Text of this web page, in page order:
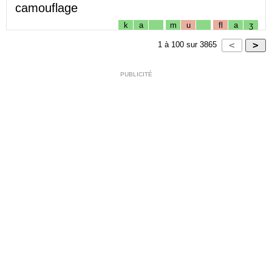
camouflage
k a m u fl a ʒ
1 à 100 sur 3865
PUBLICITÉ